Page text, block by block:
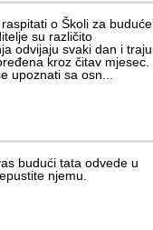
o Školi za buduće
su različito
odvijaju svaki dan i traju
kroz čitav mjesec.
upoznati sa osn...
budući tata odvede u
njemu.